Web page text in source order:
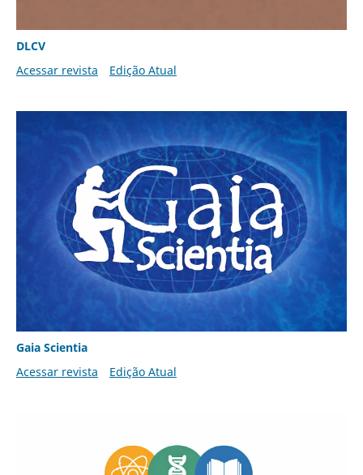
DLCV
Acessar revista
Edição Atual
Gaia Scientia
Acessar revista
Edição Atual